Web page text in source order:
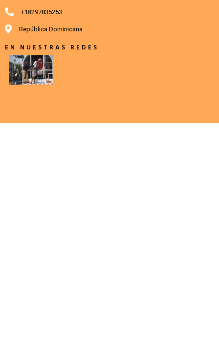
+18297835253
República Dominicana
EN NUESTRAS REDES